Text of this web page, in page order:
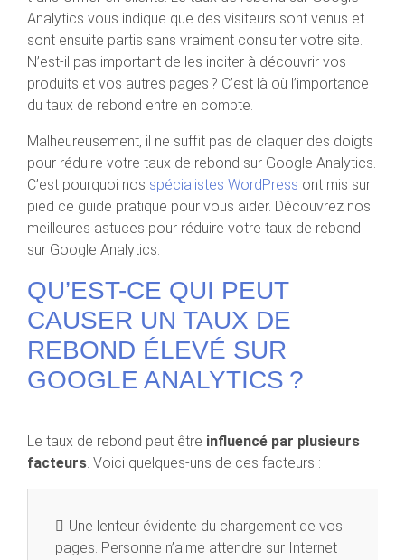
Analytics vous indique que des visiteurs sont venus et
sont ensuite partis sans vraiment consulter votre site.
N’est-il pas important de les inciter à découvrir vos
produits et vos autres pages ? C’est là où l’importance
du taux de rebond entre en compte.
Malheureusement, il ne suffit pas de claquer des doigts
pour réduire votre taux de rebond sur Google Analytics.
C’est pourquoi nos spécialistes WordPress ont mis sur
pied ce guide pratique pour vous aider. Découvrez nos
meilleures astuces pour réduire votre taux de rebond
sur Google Analytics.
QU’EST-CE QUI PEUT
CAUSER UN TAUX DE
REBOND ÉLEVÉ SUR
GOOGLE ANALYTICS ?
Le taux de rebond peut être influencé par plusieurs
facteurs. Voici quelques-uns de ces facteurs :
Une lenteur évidente du chargement de vos
pages. Personne n’aime attendre sur Internet